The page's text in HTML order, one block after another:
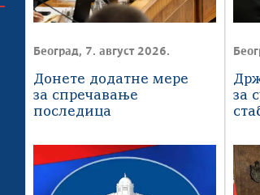
Београд, 7. август 2026.
Донете додатне мере
за спречавање
последица
временских услова
за